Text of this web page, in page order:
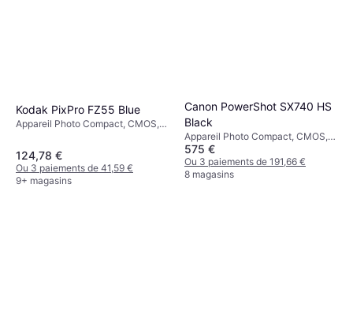
Kodak PixPro FZ55 Blue
Appareil Photo Compact, CMOS,
Continuous Drive, 106g
124,78 €
Ou 3 paiements de 41,59 €
9+ magasins
Canon PowerShot SX740 HS
Black
Appareil Photo Compact, CMOS,
1/2.3, 20.3 MP, Waterproof,
PictBridge, Continuous Drive,
299g
575 €
Ou 3 paiements de 191,66 €
8 magasins